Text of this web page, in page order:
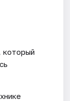
который